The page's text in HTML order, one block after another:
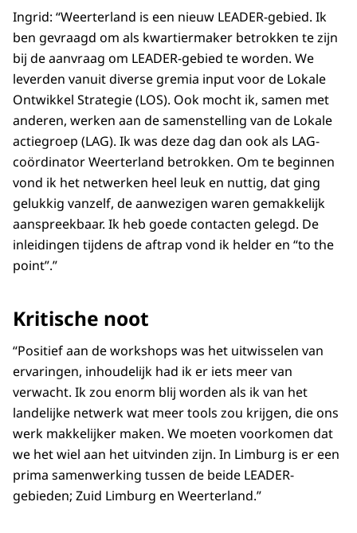
Ingrid: “Weerterland is een nieuw LEADER-gebied. Ik
ben gevraagd om als kwartiermaker betrokken te zijn
bij de aanvraag om LEADER-gebied te worden. We
leverden vanuit diverse gremia input voor de Lokale
Ontwikkel Strategie (LOS). Ook mocht ik, samen met
anderen, werken aan de samenstelling van de Lokale
actiegroep (LAG). Ik was deze dag dan ook als LAG-
coördinator Weerterland betrokken. Om te beginnen
vond ik het netwerken heel leuk en nuttig, dat ging
gelukkig vanzelf, de aanwezigen waren gemakkelijk
aanspreekbaar. Ik heb goede contacten gelegd. De
inleidingen tijdens de aftrap vond ik helder en “to the
point”.”
Kritische noot
“Positief aan de workshops was het uitwisselen van
ervaringen, inhoudelijk had ik er iets meer van
verwacht. Ik zou enorm blij worden als ik van het
landelijke netwerk wat meer tools zou krijgen, die ons
werk makkelijker maken. We moeten voorkomen dat
we het wiel aan het uitvinden zijn. In Limburg is er een
prima samenwerking tussen de beide LEADER-
gebieden; Zuid Limburg en Weerterland.”